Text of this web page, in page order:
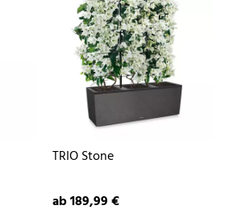
TRIO Stone
ab 189,99 €